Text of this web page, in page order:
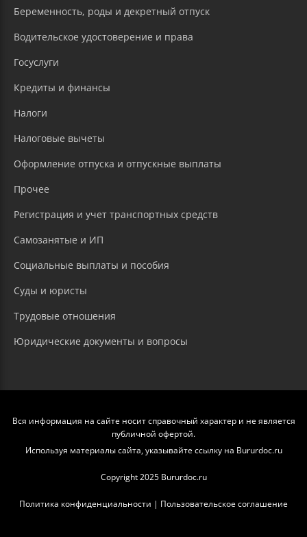
Беременность, роды и декретный отпуск
Водительское удостоверение и права
Госуслуги
Кредиты и финансы
Налоги
Налоговые вычеты
Оформление отпуска и отпускные выплаты
Прочее
Регистрация и учет транспортных средств
Самозанятые и ИП
Социальные выплаты и пособия
Суды и юристы
Трудовые отношения
Юридические документы и вопросы
Вся информация на сайте носит справочный характер и не является
публичной офертой.
Используя материалы сайта, указывайте ссылку на Bururdoc.ru
Copyright 2025 Bururdoc.ru
Политика конфиденциальности | Пользовательское соглашение